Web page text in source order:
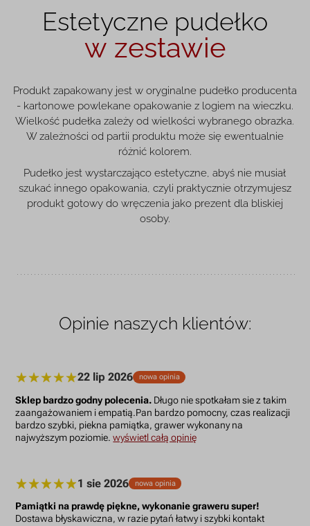
Estetyczne pudełko
w zestawie
Produkt zapakowany jest w oryginalne pudełko producenta
- kartonowe powlekane opakowanie z logiem na wieczku.
Wielkość pudełka zależy od wielkości wybranego obrazka.
W zależności od partii produktu może się ewentualnie
różnić kolorem.
Pudełko jest wystarczająco estetyczne, abyś nie musiał
szukać innego opakowania, czyli praktycznie otrzymujesz
produkt gotowy do wręczenia jako prezent dla bliskiej
osoby.
Opinie naszych klientów:
22 lip 2026 nowa opinia
Sklep bardzo godny polecenia. Długo nie spotkałam sie z takim
zaangażowaniem i empatią.Pan bardzo pomocny, czas realizacji
bardzo szybki, piekna pamiątka, grawer wykonany na
najwyższym poziomie.wyświetl całą opinię
1 sie 2026 nowa opinia
Pamiątki na prawdę piękne, wykonanie graweru super!
Dostawa błyskawiczna, w razie pytań łatwy i szybki kontakt